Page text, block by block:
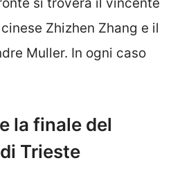
si troverà il vincente
Zhizhen Zhang e il
Muller. In ogni caso
la finale del
Trieste